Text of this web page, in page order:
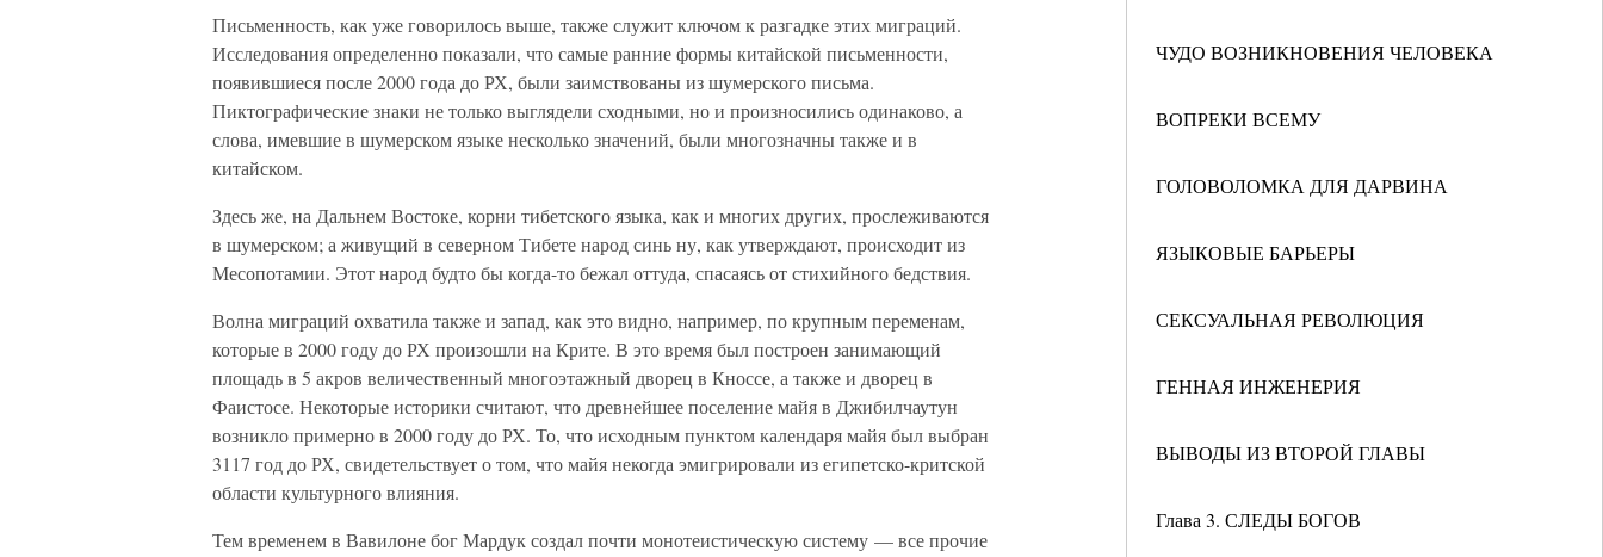
ЧУДО ВОЗНИКНОВЕНИЯ ЧЕЛОВЕКА
ВОПРЕКИ ВСЕМУ
ГОЛОВОЛОМКА ДЛЯ ДАРВИНА
ЯЗЫКОВЫЕ БАРЬЕРЫ
СЕКСУАЛЬНАЯ РЕВОЛЮЦИЯ
ГЕННАЯ ИНЖЕНЕРИЯ
ВЫВОДЫ ИЗ ВТОРОЙ ГЛАВЫ
Глава 3. СЛЕДЫ БОГОВ
Письменность, как уже говорилось выше, также служит ключом к разгадке этих миграций.
Исследования определенно показали, что самые ранние формы китайской письменности,
появившиеся после 2000 года до РХ, были заимствованы из шумерского письма.
Пиктографические знаки не только выглядели сходными, но и произносились одинаково, а
слова, имевшие в шумерском языке несколько значений, были многозначны также и в
китайском.
Здесь же, на Дальнем Востоке, корни тибетского языка, как и многих других, прослеживаются
в шумерском; а живущий в северном Тибете народ синь ну, как утверждают, происходит из
Месопотамии. Этот народ будто бы когда-то бежал оттуда, спасаясь от стихийного бедствия.
Волна миграций охватила также и запад, как это видно, например, по крупным переменам,
которые в 2000 году до РХ произошли на Крите. В это время был построен занимающий
площадь в 5 акров величественный многоэтажный дворец в Кноссе, а также и дворец в
Фаистосе. Некоторые историки считают, что древнейшее поселение майя в Джибилчаутун
возникло примерно в 2000 году до РХ. То, что исходным пунктом календаря майя был выбран
3117 год до РХ, свидетельствует о том, что майя некогда эмигрировали из египетско-критской
области культурного влияния.
Тем временем в Вавилоне бог Мардук создал почти монотеистическую систему — все прочие